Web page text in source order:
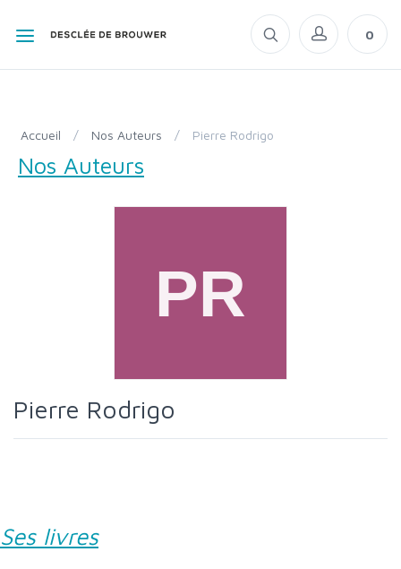
0
Accueil / Nos Auteurs / Pierre Rodrigo
Nos Auteurs
Pierre Rodrigo
Ses livres